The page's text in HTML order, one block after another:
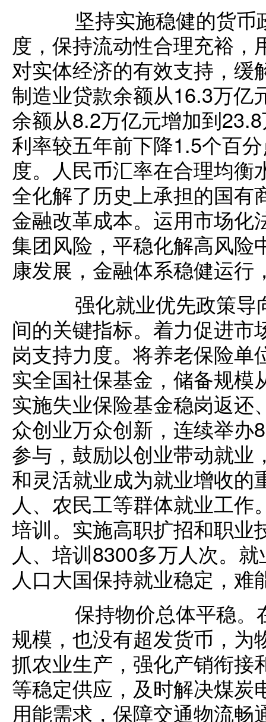
坚持实施稳健的货币
度，保持流动性合理充裕
对实体经济的有效支持，缓
制造业贷款余额从16.3万亿
余额从8.2万亿元增加到
利率较五年前下降1.5个百
度。人民币汇率在合理均
全化解了历史上承担的国有
金融改革成本。运用市场化
集团风险，平稳化解高风险
康发展，金融体系稳健运
强化就业优先政策导
间的关键指标。着力促进
岗支持力度。将养老保险
实全国社保基金，储备规
实施失业保险基金稳岗返还
众创业万众创新，连续举办
参与，鼓励以创业带动就业
和灵活就业成为就业增收的
人、农民工等群体就业工
培训。实施高职扩招和职业
人、培训8300多万人次。
人口大国保持就业稳定，
保持物价总体平稳。
规模，也没有超发货币，为
抓农业生产，强化产销衔接
等稳定供应，及时解决煤炭
用能需求，保障交通物流